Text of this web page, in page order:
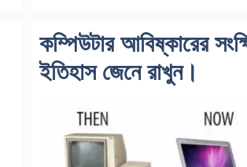
কম্পিউটার আবিষ্কারের
ইতিহাস জেনে রাখুন।